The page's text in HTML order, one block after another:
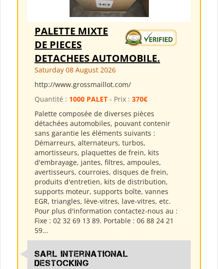
PALETTE MIXTE
DE PIECES
DETACHEES AUTOMOBILE.
Saturday 08 August 2026
http://www.grossmaillot.com/
Quantité : 1000 PALET - Prix : 370€
Palette composée de diverses pièces
détachées automobiles, pouvant contenir
sans garantie les éléments suivants :
Démarreurs, alternateurs, turbos,
amortisseurs, plaquettes de frein, kits
d'embrayage, jantes, filtres, ampoules,
avertisseurs, courroies, disques de frein,
produits d'entretien, kits de distribution,
supports moteur, supports boîte, vannes
EGR, triangles, lève-vitres, lave-vitres, etc.
Pour plus d'information contactez-nous au :
Fixe : 02 32 69 13 89. Portable : 06 88 24 21
59...
Sarl International
Destocking